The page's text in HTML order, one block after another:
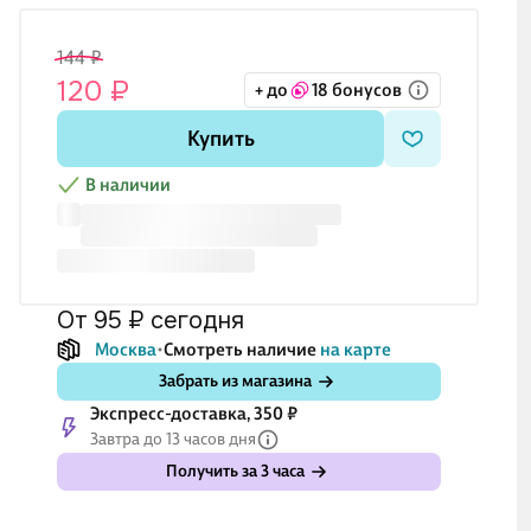
144 ₽
120 ₽ + до 18 бонусов
Купить
В наличии
от 95 ₽ сегодня
Москва Смотреть наличие на карте
Забрать из магазина
Экспресс-доставка, 350 ₽
Завтра до 13 часов дня
Получить за 3 часа